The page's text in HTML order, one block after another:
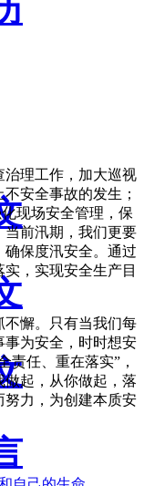
理工作，加大巡视
安全事故的发生；
现场安全管理，保
当前汛期，我们更要
保度汛安全。通过
，实现安全生产目
懈。只有当我们每
事为安全，时时想安
责任、重在落实”，
起，从你做起，落
努力，为创建本质安